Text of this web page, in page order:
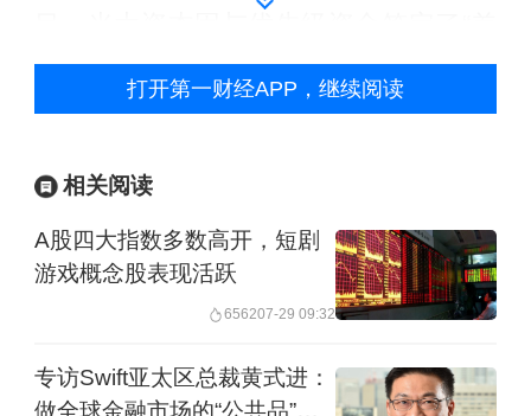
额补足函”，致使光大证券因相关诉讼实
质计提了合计超过45亿元预计负债。
另外，此前财新报道，光大证券还有一
个迷你版MPS海外股权投资项目——海
容通信股权收购项目，隐藏优先资金“差
额补足”风险。第一财经记者了解，该项
目目前正面临较大的索赔风险，金额达5
亿元人民币。
打开第一财经APP，继续阅读
相关阅读
A股四大指数多数高开，短剧
游戏概念股表现活跃
656207-29 09:32
专访Swift亚太区总裁黄式进：
做全球金融市场的“公共品”，